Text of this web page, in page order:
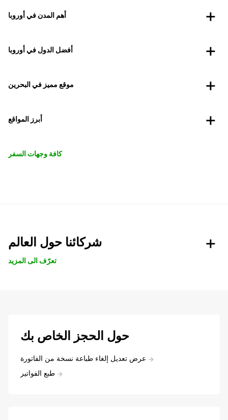
أهم المدن في أوروبا
أفضل الدول في أوروبا
موقع مميز في البحرين
أبرز المواقع
كافة وجهات السفر
شركائنا حول العالم
تعرّف الى المزيد
حول الحجز الخاص بك
عرض تعديل إلغاء طباعة نسخة من الفاتورة
طبع الفواتير